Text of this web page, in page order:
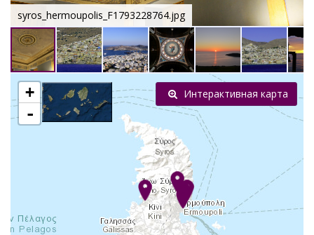
syros_hermoupolis_F1793228764.jpg
+
-
Интерактивная карта